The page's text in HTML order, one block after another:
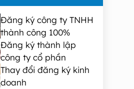
Đăng ký công ty TNHH
thành công 100%
Đăng ký thành lập
công ty cổ phần
Thay đổi đăng ký kinh
doanh